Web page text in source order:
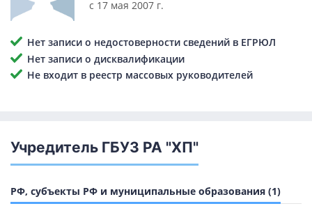
с 17 мая 2007 г.
Нет записи о недостоверности сведений в ЕГРЮЛ
Нет записи о дисквалификации
Не входит в реестр массовых руководителей
Учредитель ГБУЗ РА "ХП"
РФ, субъекты РФ и муниципальные образования (1)